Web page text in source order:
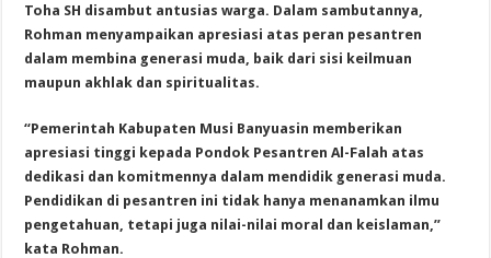
Toha SH disambut antusias warga. Dalam sambutannya,
Rohman menyampaikan apresiasi atas peran pesantren
dalam membina generasi muda, baik dari sisi keilmuan
maupun akhlak dan spiritualitas.
“Pemerintah Kabupaten Musi Banyuasin memberikan
apresiasi tinggi kepada Pondok Pesantren Al-Falah atas
dedikasi dan komitmennya dalam mendidik generasi muda.
Pendidikan di pesantren ini tidak hanya menanamkan ilmu
pengetahuan, tetapi juga nilai-nilai moral dan keislaman,”
kata Rohman.